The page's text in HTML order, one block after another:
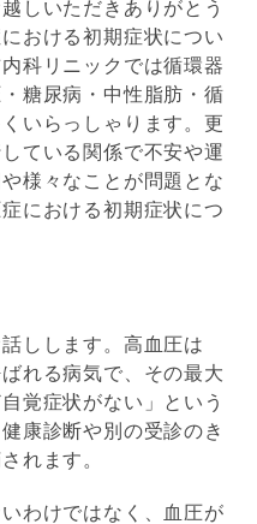
しいただきありがとう
おける初期症状につい
科リニックでは循環器
糖尿病・中性脂肪・循
いらっしゃります。更
ている関係で不安や運
様々なことが問題とな
における初期症状につ
しします。高血圧は
れる病気で、その最大
覚症状がない」という
康診断や別の受診のき
れます。
わけではなく、血圧が